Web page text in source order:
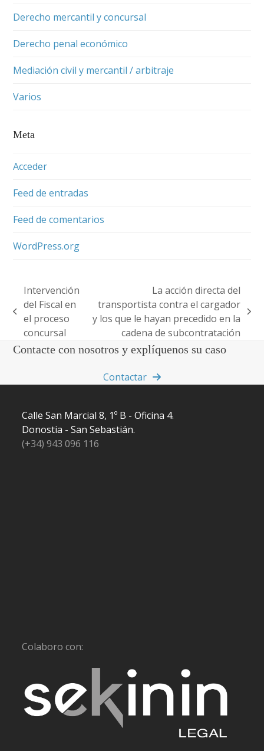
Derecho mercantil y concursal
Derecho penal económico
Mediación civil y mercantil / arbitraje
Varios
Meta
Acceder
Feed de entradas
Feed de comentarios
WordPress.org
previous
post:
Intervención
del Fiscal en
el proceso
concursal
next
La acción directa del
transportista contra el cargador
y los que le hayan precedido en la
cadena de subcontratación
Contacte con nosotros y explíquenos su caso
Contactar
Calle San Marcial 8, 1º B - Oficina 4.
Donostia - San Sebastián.
(+34) 943 096 116
Colaboro con: